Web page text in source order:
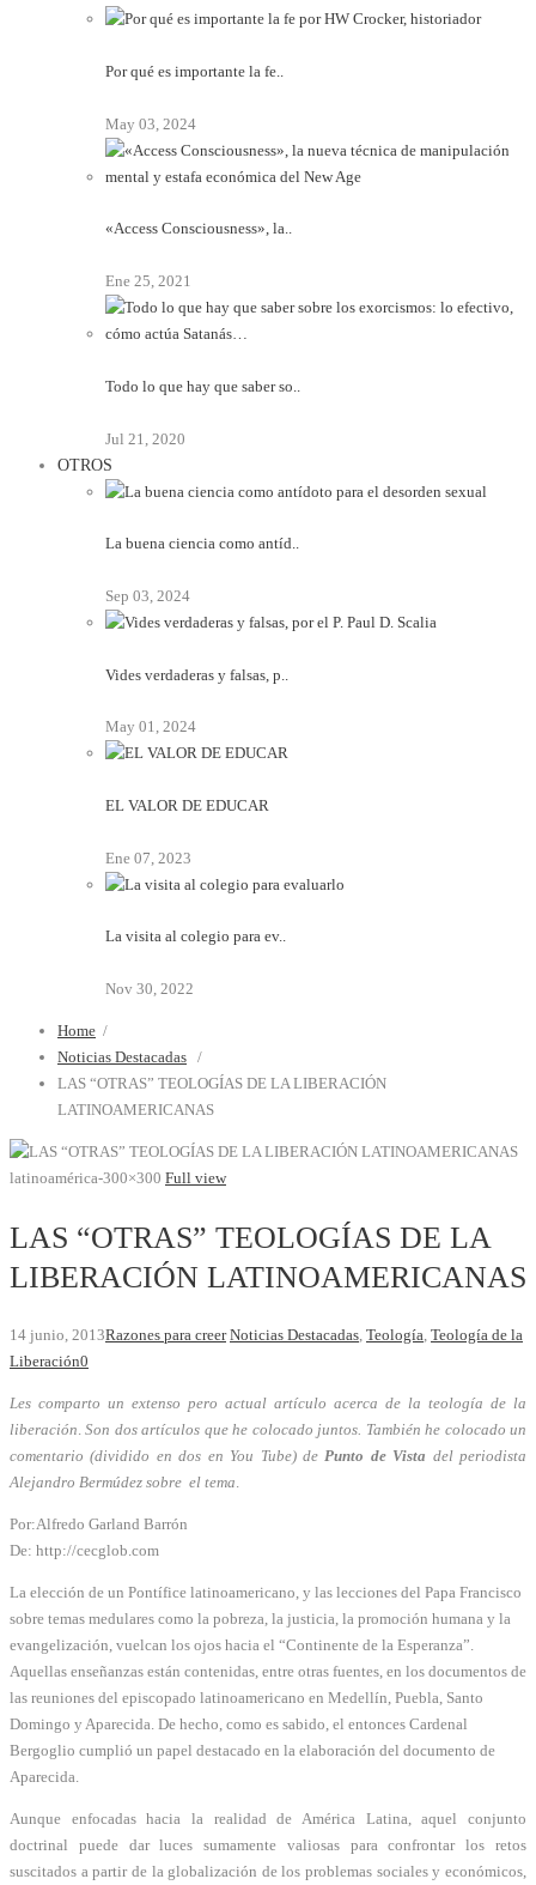
Por qué es importante la fe..
May 03, 2024
«Access Consciousness», la..
Ene 25, 2021
Todo lo que hay que saber so..
Jul 21, 2020
OTROS
La buena ciencia como antíd..
Sep 03, 2024
Vides verdaderas y falsas, p..
May 01, 2024
EL VALOR DE EDUCAR
Ene 07, 2023
La visita al colegio para ev..
Nov 30, 2022
Home /
Noticias Destacadas /
LAS “OTRAS” TEOLOGÍAS DE LA LIBERACIÓN
LATINOAMERICANAS
latinoamérica-300×300 Full view
LAS “OTRAS” TEOLOGÍAS DE LA
LIBERACIÓN LATINOAMERICANAS
14 junio, 2013Razones para creer Noticias Destacadas, Teología, Teología de la
Liberación0
Les comparto un extenso pero actual artículo acerca de la teología de la
liberación.Son dos artículos que he colocado juntos. También he colocado un
comentario (dividido en dos en You Tube) dePunto de Vista del periodista
Alejandro Bermúdez sobre el tema.
Por:Alfredo Garland Barrón
De: http://cecglob.com
La elección de un Pontífice latinoamericano, y las lecciones del Papa Francisco
sobre temas medulares como la pobreza, la justicia, la promoción humana y la
evangelización, vuelcan los ojos hacia el “Continente de la Esperanza”.
Aquellas enseñanzas están contenidas, entre otras fuentes, en los documentos de
las reuniones del episcopado latinoamericano en Medellín, Puebla, Santo
Domingo y Aparecida. De hecho, como es sabido, el entonces Cardenal
Bergoglio cumplió un papel destacado en la elaboración del documento de
Aparecida.
Aunque enfocadas hacia la realidad de América Latina, aquel conjunto
doctrinal puede dar luces sumamente valiosas para confrontar los retos
suscitados a partir de la globalización de los problemas sociales y económicos,